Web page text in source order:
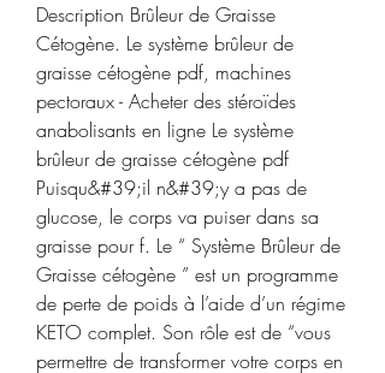
Description Brûleur de Graisse
Cétogène. Le système brûleur de
graisse cétogène pdf, machines
pectoraux - Acheter des stéroïdes
anabolisants en ligne Le système
brûleur de graisse cétogène pdf
Puisqu&#39;il n&#39;y a pas de
glucose, le corps va puiser dans sa
graisse pour f. Le “ Système Brûleur de
Graisse cétogène ” est un programme
de perte de poids à l’aide d’un régime
KETO complet. Son rôle est de “vous
permettre de transformer votre corps en